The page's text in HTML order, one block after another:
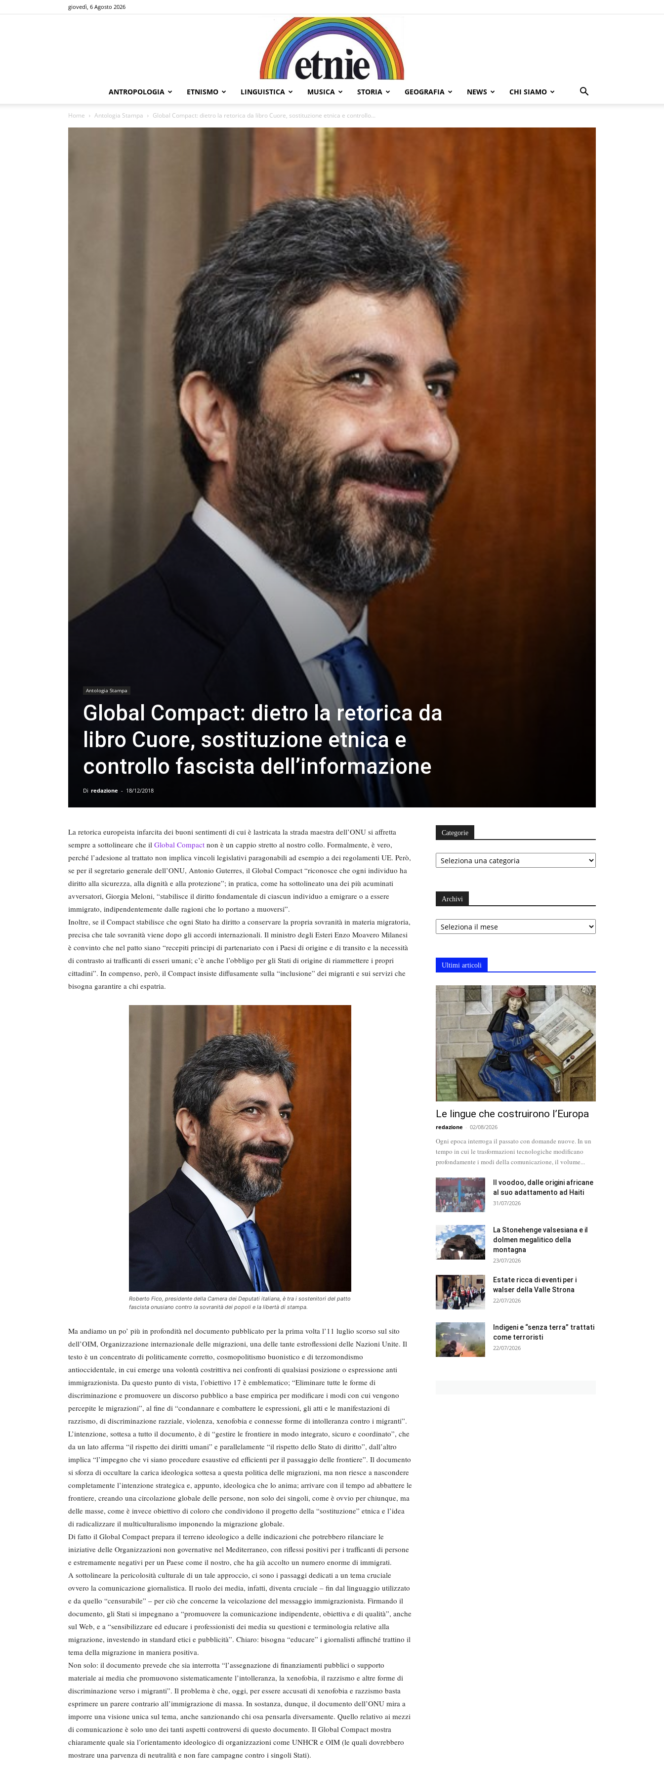
giovedì, 6 Agosto 2026
Etnie
ANTROPOLOGIA ETNISMO LINGUISTICA MUSICA STORIA GEOGRAFIA NEWS CHI SIAMO
Home Antologia Stampa Global Compact: dietro la retorica da libro Cuore, sostituzione etnica e controllo...
Antologia Stampa
Global Compact: dietro la retorica da
libro Cuore, sostituzione etnica e
controllo fascista dell’informazione
Di redazione - 18/12/2018
La retorica europeista infarcita dei buoni sentimenti di cui è lastricata la strada maestra dell’ONU si affretta
sempre a sottolineare che il Global Compact non è un cappio stretto al nostro collo. Formalmente, è vero,
perché l’adesione al trattato non implica vincoli legislativi paragonabili ad esempio a dei regolamenti UE. Però,
se per il segretario generale dell’ONU, Antonio Guterres, il Global Compact “riconosce che ogni individuo ha
diritto alla sicurezza, alla dignità e alla protezione”; in pratica, come ha sottolineato una dei più acuminati
avversatori, Giorgia Meloni, “stabilisce il diritto fondamentale di ciascun individuo a emigrare o a essere
immigrato, indipendentemente dalle ragioni che lo portano a muoversi”.
Inoltre, se il Compact stabilisce che ogni Stato ha diritto a conservare la propria sovranità in materia migratoria,
precisa che tale sovranità viene dopo gli accordi internazionali. Il ministro degli Esteri Enzo Moavero Milanesi
è convinto che nel patto siano “recepiti principi di partenariato con i Paesi di origine e di transito e la necessità
di contrasto ai trafficanti di esseri umani; c’è anche l’obbligo per gli Stati di origine di riammettere i propri
cittadini”. In compenso, però, il Compact insiste diffusamente sulla “inclusione” dei migranti e sui servizi che
bisogna garantire a chi espatria.
Roberto Fico, presidente della Camera dei Deputati italiana, è tra i sostenitori del patto
fascista onusiano contro la sovranità dei popoli e la libertà di stampa.
Ma andiamo un po’ più in profondità nel documento pubblicato per la prima volta l’11 luglio scorso sul sito
dell’OIM, Organizzazione internazionale delle migrazioni, una delle tante estroflessioni delle Nazioni Unite. Il
testo è un concentrato di politicamente corretto, cosmopolitismo buonistico e di terzomondismo
antioccidentale, in cui emerge una volontà costrittiva nei confronti di qualsiasi posizione o espressione anti
immigrazionista. Da questo punto di vista, l’obiettivo 17 è emblematico; “Eliminare tutte le forme di
discriminazione e promuovere un discorso pubblico a base empirica per modificare i modi con cui vengono
percepite le migrazioni”, al fine di “condannare e combattere le espressioni, gli atti e le manifestazioni di
razzismo, di discriminazione razziale, violenza, xenofobia e connesse forme di intolleranza contro i migranti”.
L’intenzione, sottesa a tutto il documento, è di “gestire le frontiere in modo integrato, sicuro e coordinato”, che
da un lato afferma “il rispetto dei diritti umani” e parallelamente “il rispetto dello Stato di diritto”, dall’altro
implica “l’impegno che vi siano procedure esaustive ed efficienti per il passaggio delle frontiere”. Il documento
si sforza di occultare la carica ideologica sottesa a questa politica delle migrazioni, ma non riesce a nascondere
completamente l’intenzione strategica e, appunto, ideologica che lo anima; arrivare con il tempo ad abbattere le
frontiere, creando una circolazione globale delle persone, non solo dei singoli, come è ovvio per chiunque, ma
delle masse, come è invece obiettivo di coloro che condividono il progetto della “sostituzione” etnica e l’idea
di radicalizzare il multiculturalismo imponendo la migrazione globale.
Di fatto il Global Compact prepara il terreno ideologico a delle indicazioni che potrebbero rilanciare le
iniziative delle Organizzazioni non governative nel Mediterraneo, con riflessi positivi per i trafficanti di persone
e estremamente negativi per un Paese come il nostro, che ha già accolto un numero enorme di immigrati.
A sottolineare la pericolosità culturale di un tale approccio, ci sono i passaggi dedicati a un tema cruciale
ovvero la comunicazione giornalistica. Il ruolo dei media, infatti, diventa cruciale – fin dal linguaggio utilizzato
e da quello “censurabile” – per ciò che concerne la veicolazione del messaggio immigrazionista. Firmando il
documento, gli Stati si impegnano a “promuovere la comunicazione indipendente, obiettiva e di qualità”, anche
sul Web, e a “sensibilizzare ed educare i professionisti dei media su questioni e terminologia relative alla
migrazione, investendo in standard etici e pubblicità”. Chiaro: bisogna “educare” i giornalisti affinché trattino il
tema della migrazione in maniera positiva.
Non solo: il documento prevede che sia interrotta “l’assegnazione di finanziamenti pubblici o supporto
materiale ai media che promuovono sistematicamente l’intolleranza, la xenofobia, il razzismo e altre forme di
discriminazione verso i migranti”. Il problema è che, oggi, per essere accusati di xenofobia e razzismo basta
esprimere un parere contrario all’immigrazione di massa. In sostanza, dunque, il documento dell’ONU mira a
imporre una visione unica sul tema, anche sanzionando chi osa pensarla diversamente. Quello relativo ai mezzi
di comunicazione è solo uno dei tanti aspetti controversi di questo documento. Il Global Compact mostra
chiaramente quale sia l’orientamento ideologico di organizzazioni come UNHCR e OIM (le quali dovrebbero
mostrare una parvenza di neutralità e non fare campagne contro i singoli Stati).
Categorie
Categorie
Archivi
Archivi
Ultimi articoli
Le lingue che costruirono l’Europa
redazione - 02/08/2026
Ogni epoca interroga il passato con domande nuove. In un
tempo in cui le trasformazioni tecnologiche modificano
profondamente i modi della comunicazione, il volume...
Il voodoo, dalle origini africane
al suo adattamento ad Haiti
31/07/2026
La Stonehenge valsesiana e il
dolmen megalitico della
montagna
23/07/2026
Estate ricca di eventi per i
walser della Valle Strona
22/07/2026
Indigeni e “senza terra” trattati
come terroristi
22/07/2026